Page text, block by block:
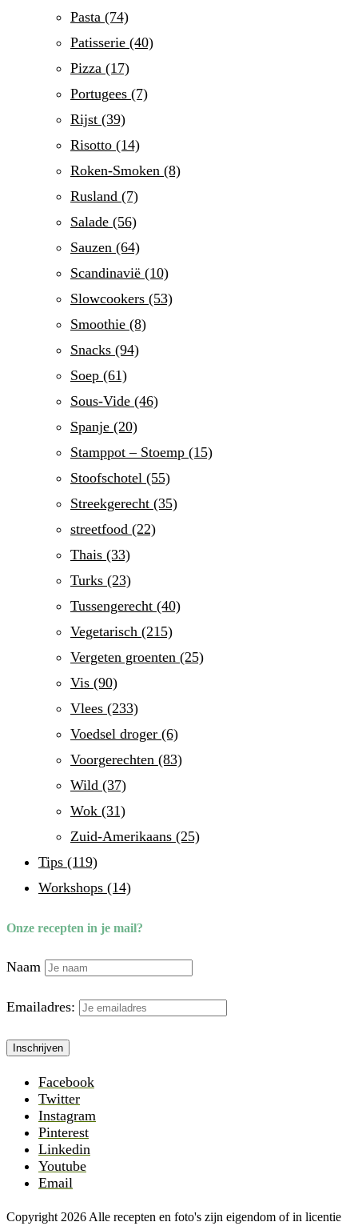
Pasta (74)
Patisserie (40)
Pizza (17)
Portugees (7)
Rijst (39)
Risotto (14)
Roken-Smoken (8)
Rusland (7)
Salade (56)
Sauzen (64)
Scandinavië (10)
Slowcookers (53)
Smoothie (8)
Snacks (94)
Soep (61)
Sous-Vide (46)
Spanje (20)
Stamppot – Stoemp (15)
Stoofschotel (55)
Streekgerecht (35)
streetfood (22)
Thais (33)
Turks (23)
Tussengerecht (40)
Vegetarisch (215)
Vergeten groenten (25)
Vis (90)
Vlees (233)
Voedsel droger (6)
Voorgerechten (83)
Wild (37)
Wok (31)
Zuid-Amerikaans (25)
Tips (119)
Workshops (14)
Onze recepten in je mail?
Naam
Emailadres:
Facebook
Twitter
Instagram
Pinterest
Linkedin
Youtube
Email
Copyright 2026 Alle recepten en foto's zijn eigendom of in licentie